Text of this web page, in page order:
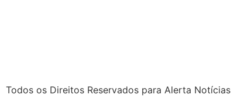
Todos os Direitos Reservados para Alerta Notícias